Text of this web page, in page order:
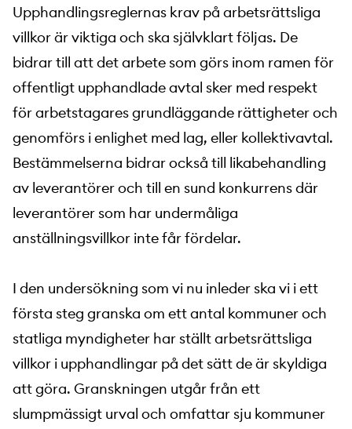
Upphandlingsreglernas krav på arbetsrättsliga
villkor är viktiga och ska självklart följas. De
bidrar till att det arbete som görs inom ramen för
offentligt upphandlade avtal sker med respekt
för arbetstagares grundläggande rättigheter och
genomförs i enlighet med lag, eller kollektivavtal.
Bestämmelserna bidrar också till likabehandling
av leverantörer och till en sund konkurrens där
leverantörer som har undermåliga
anställningsvillkor inte får fördelar.
I den undersökning som vi nu inleder ska vi i ett
första steg granska om ett antal kommuner och
statliga myndigheter har ställt arbetsrättsliga
villkor i upphandlingar på det sätt de är skyldiga
att göra. Granskningen utgår från ett
slumpmässigt urval och omfattar sju kommuner